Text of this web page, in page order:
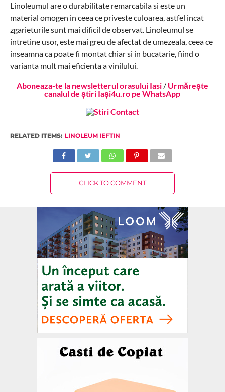
Linoleumul are o durabilitate remarcabila si este un
material omogen in ceea ce priveste culoarea, astfel incat
zgarieturile sunt mai dificil de observat. Linoleumul se
intretine usor, este mai greu de afectat de umezeala, ceea ce
inseamna ca poate fi montat chiar si in bucatarie, fiind o
varianta mult mai eficienta a vinilului.
Aboneaza-te la newsletterul orasului Iasi/ Urmărește
canalul de știri Iași4u.ro pe WhatsApp
RELATED ITEMS: LINOLEUM IEFTIN
CLICK TO COMMENT